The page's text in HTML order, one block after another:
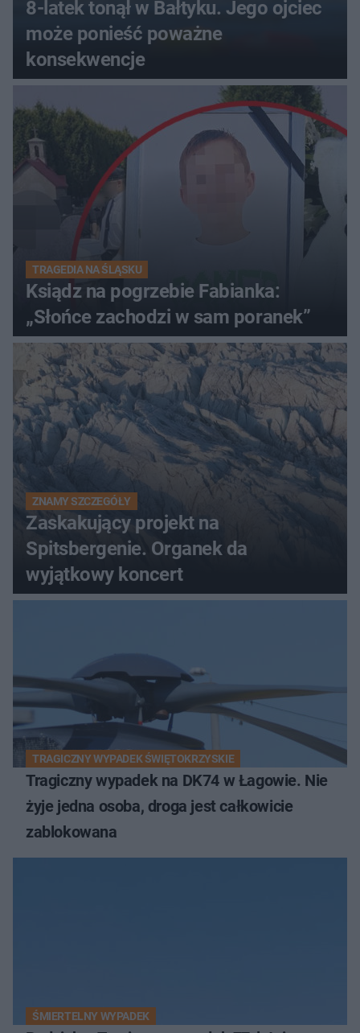
8-latek tonął w Bałtyku. Jego ojciec
może ponieść poważne
konsekwencje
TRAGEDIA NA ŚLĄSKU
Ksiądz na pogrzebie Fabianka:
„Słońce zachodzi w sam poranek”
ZNAMY SZCZEGÓŁY
Zaskakujący projekt na
Spitsbergenie. Organek da
wyjątkowy koncert
TRAGICZNY WYPADEK ŚWIĘTOKRZYSKIE
Tragiczny wypadek na DK74 w Łagowie. Nie
żyje jedna osoba, droga jest całkowicie
zablokowana
ŚMIERTELNY WYPADEK